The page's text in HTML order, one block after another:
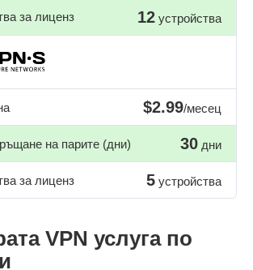
за лиценз 12 устройства
$2.99/месец
на парите (дни) 30 дни
за лиценз 5 устройства
VPN услуга по